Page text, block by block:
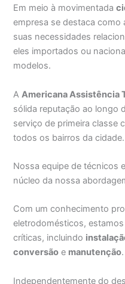
Em meio à movimentada
empresa se destaca como
suas necessidades
eles importados ou
modelos.
A Americana Assistência
sólida reputação ao longo
serviço de primeira classe
todos os bairros da cidade.
Nossa equipe de técnicos
núcleo da nossa
Com um conhecimento
eletrodomésticos,
críticas, incluindo
conversão e manutenção.
Independentemente do